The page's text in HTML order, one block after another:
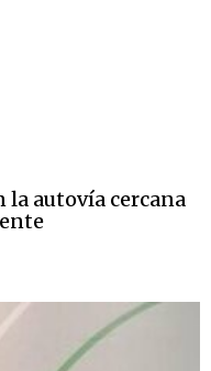
autovía cercana